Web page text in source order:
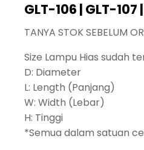
GLT-106 | GLT-107
TANYA STOK SEBELUM
Size Lampu Hias sudah
D: Diameter
L: Length (Panjang)
W: Width (Lebar)
H: Tinggi
*Semua dalam satuan